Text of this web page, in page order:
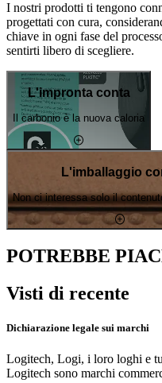
I nostri prodotti ti tengono
progettati con cura,
chiave in ogni fase del
sentirti libero di scegliere.
L'impronta conta
Il carbonio è la nuova caloria
L'imballaggio
Non ci interessa solo il
POTREBBE
Visti di recente
Dichiarazione legale sui marchi
Logitech, Logi, i loro loghi e
Logitech sono marchi